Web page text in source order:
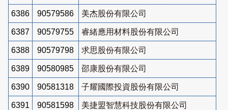
6386 90579586 美杰股份有限公司
6387 90579755 睿緒應用材料股份有限公司
6388 90579798 求思股份有限公司
6389 90580985 邵康股份有限公司
6390 90581318 子耀國際投資股份有限公司
6391 90581598 美捷盟智慧科技股份有限公司